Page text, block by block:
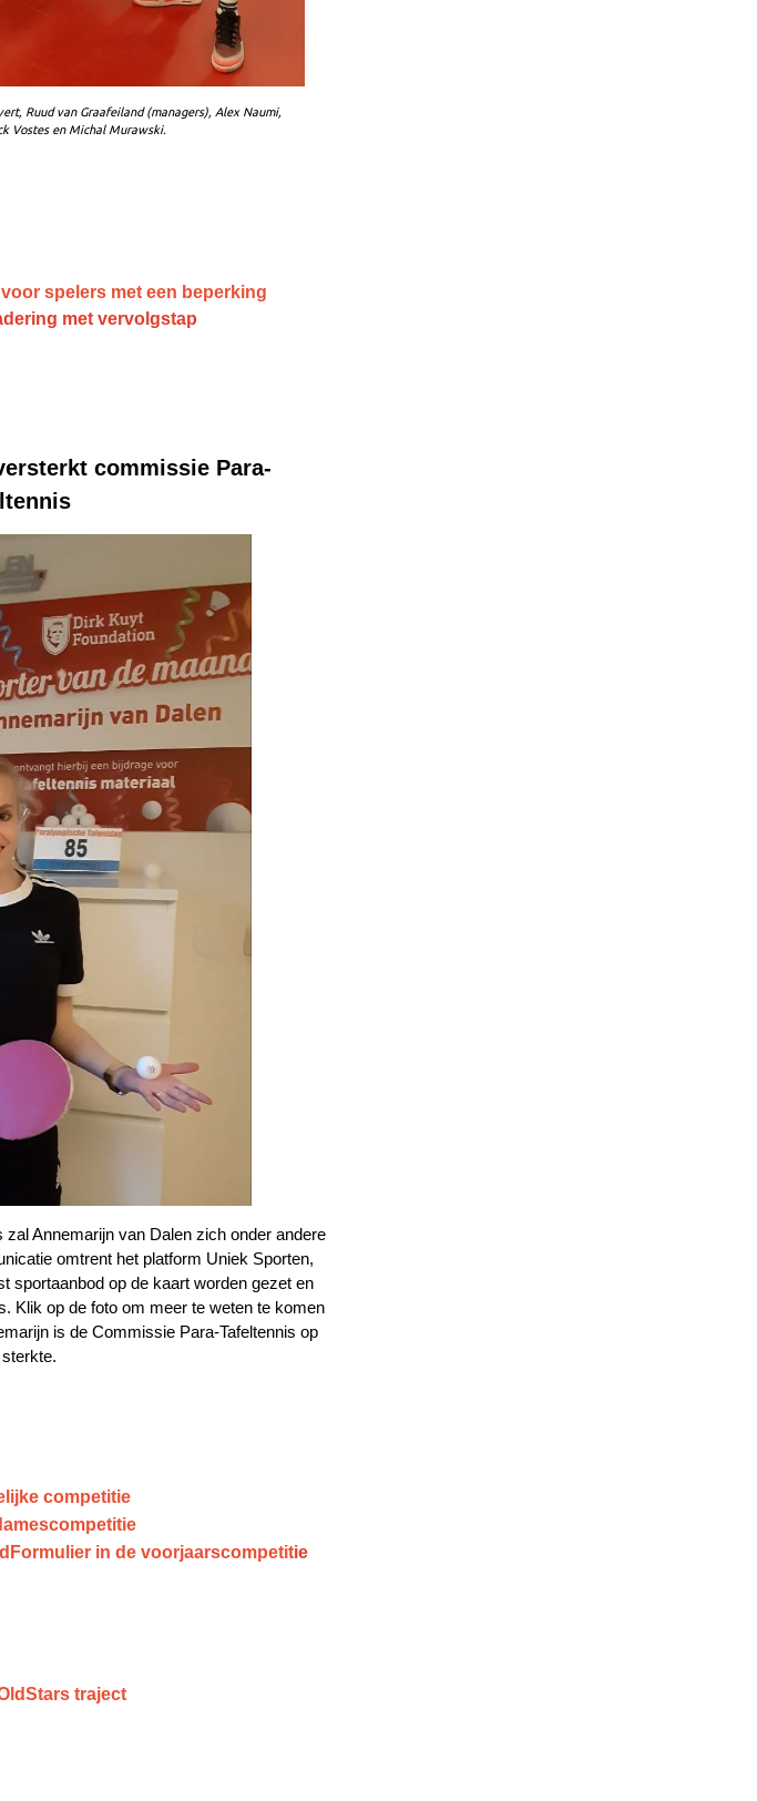
Ruud van Graafeiland (managers), Alex Naumi,
Vostes en Michal Murawski.
spelers met een beperking
met vervolgstap
commissie Para-
Annemarijn van Dalen zich onder andere
omtrent het platform Uniek Sporten,
sportaanbod op de kaart worden gezet en
Klik op de foto om meer te weten te komen
is de Commissie Para-Tafeltennis op
competitie
in de voorjaarscompetitie
traject